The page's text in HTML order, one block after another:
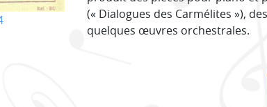
(« Dialogues des Carmélites »),
quelques œuvres orchestrales.